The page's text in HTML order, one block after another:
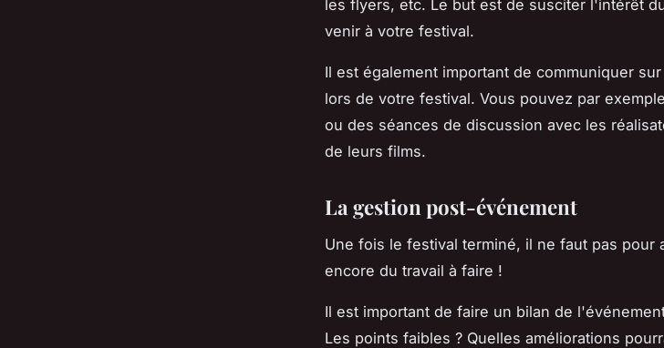
les flyers, etc. Le but est de susciter l'intérêt
venir à votre festival.
Il est également important de communiquer
lors de votre festival. Vous pouvez par
ou des séances de discussion avec les
de leurs films.
La gestion post-événement
Une fois le festival terminé, il ne faut pas pour
encore du travail à faire !
Il est important de faire un bilan de
Les points faibles ? Quelles améliorations